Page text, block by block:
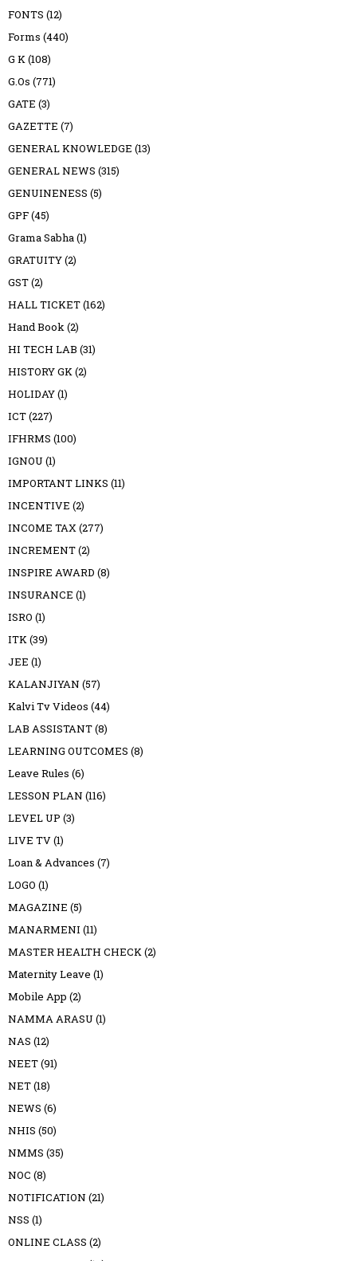
FONTS (12)
Forms (440)
G K(108)
G.Os (771)
GATE (3)
GAZETTE (7)
GENERAL KNOWLEDGE (13)
GENERAL NEWS (315)
GENUINENESS (5)
GPF(45)
Grama Sabha(1)
GRATUITY(2)
GST(2)
HALL TICKET(162)
Hand Book(2)
HI TECH LAB (31)
HISTORY GK(2)
HOLIDAY(1)
ICT(227)
IFHRMS (100)
IGNOU (1)
IMPORTANT LINKS (11)
INCENTIVE (2)
INCOME TAX(277)
INCREMENT(2)
INSPIRE AWARD (8)
INSURANCE (1)
ISRO (1)
ITK(39)
JEE (1)
KALANJIYAN (57)
Kalvi Tv Videos (44)
LAB ASSISTANT(8)
LEARNING OUTCOMES (8)
Leave Rules (6)
LESSON PLAN (116)
LEVEL UP (3)
LIVE TV(1)
Loan & Advances (7)
LOGO (1)
MAGAZINE (5)
MANARMENI (11)
MASTER HEALTH CHECK(2)
Maternity Leave (1)
Mobile App (2)
NAMMA ARASU (1)
NAS (12)
NEET(91)
NET(18)
NEWS (6)
NHIS (50)
NMMS (35)
NOC (8)
NOTIFICATION (21)
NSS (1)
ONLINE CLASS (2)